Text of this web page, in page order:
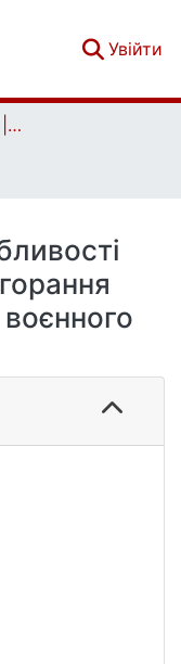
Увійти
Кваліфікаційні роботи | Qualifying works